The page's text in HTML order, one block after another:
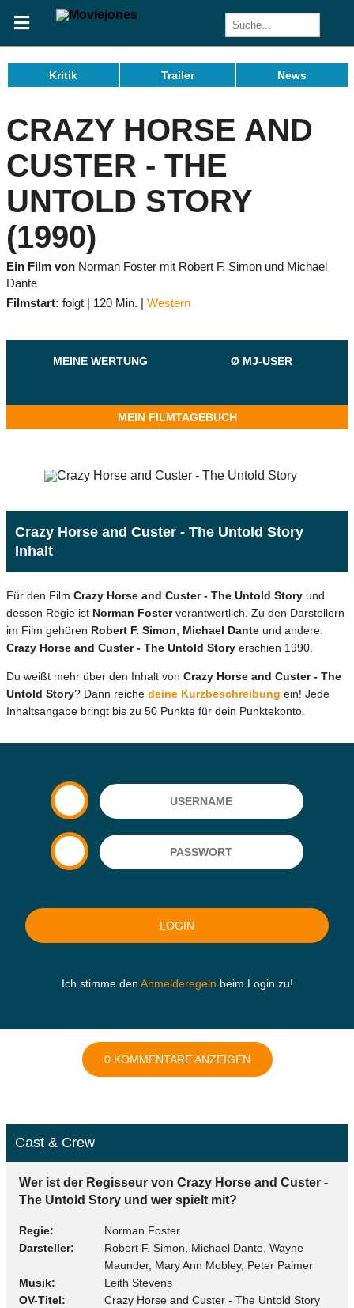
Kritik Trailer News
CRAZY HORSE AND
CUSTER - THE
UNTOLD STORY
(1990)
Ein Film von Norman Foster mit Robert F. Simon und Michael
Dante
Filmstart: folgt 120 Min. Western
MEINE WERTUNG Ø MJ-USER
MEIN FILMTAGEBUCH
Crazy Horse and Custer - The Untold Story
Inhalt
Für den Film Crazy Horse and Custer - The Untold Story und
dessen Regie ist Norman Fosterverantwortlich. Zu den Darstellern
im Film gehören Robert F. Simon Michael Dante und andere.
Crazy Horse and Custer - The Untold Story erschien 1990.
Du weißt mehr über den Inhalt von Crazy Horse and Custer - The
Untold Story? Dann reiche deine Kurzbeschreibung ein! Jede
Inhaltsangabe bringt bis zu 50 Punkte für dein Punktekonto.
Ich stimme den Anmelderegeln beim Login zu!
0 KOMMENTARE ANZEIGEN
Cast & Crew
Wer ist der Regisseur von Crazy Horse and Custer -
The Untold Story und wer spielt mit?
Regie
Norman Foster
Darsteller
Robert F. Simon, Michael Dante, Wayne
Maunder, Mary Ann Mobley, Peter Palmer
Musik
Leith Stevens
OV-Titel
Crazy Horse and Custer - The Untold Story